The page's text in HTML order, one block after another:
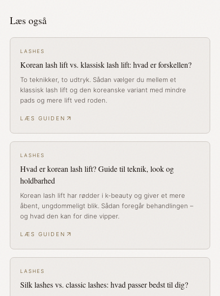
Læs også
LASHES
Korean lash lift vs. klassisk lash lift: hvad er forskellen?
To teknikker, to udtryk. Sådan vælger du mellem et
klassisk lash lift og den koreanske variant med mindre
pads og mere lift ved roden.
LÆS GUIDEN
LASHES
Hvad er korean lash lift? Guide til teknik, look og
holdbarhed
Korean lash lift har rødder i k-beauty og giver et mere
åbent, ungdommeligt blik. Sådan foregår behandlingen –
og hvad den kan for dine vipper.
LÆS GUIDEN
LASHES
Silk lashes vs. classic lashes: hvad passer bedst til dig?